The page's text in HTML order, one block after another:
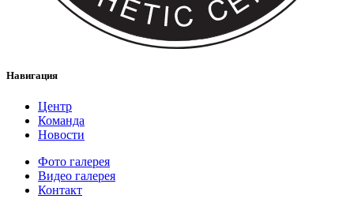
Навигация
Центр
Команда
Новости
Фото галерея
Видео галерея
Контакт